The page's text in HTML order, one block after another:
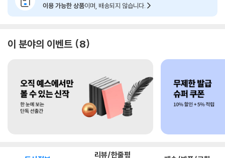
이용 가능한 상품이며, 배송되지 않습니다.
이 분야의 이벤트 8
리뷰/한줄평